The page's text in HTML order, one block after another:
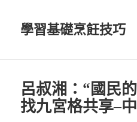
學習基礎烹飪技巧
呂叔湘：“國民
找九宮格共享–